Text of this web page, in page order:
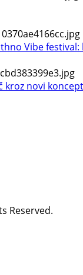
Vibe
kroz novi
Reserved.